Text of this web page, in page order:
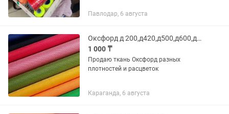
Павлодар, 6 августа
Оксфорд д 200,д420,д500,д600,д1680
1 000 ₸
Продаю ткань Оксфорд разных
плотностей и расцветок
Караганда, 6 августа